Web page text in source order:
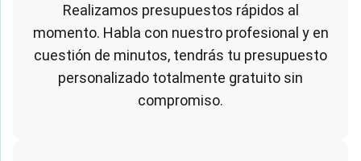
Realizamos presupuestos rápidos al
momento. Habla con nuestro profesional y en
cuestión de minutos, tendrás tu presupuesto
personalizado totalmente gratuito sin
compromiso.